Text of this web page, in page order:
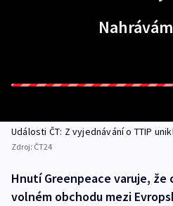
Události ČT: Z vyjednávání o TTIP
Zdroj: ČT24
Hnutí Greenpeace varuje, že
volném obchodu mezi